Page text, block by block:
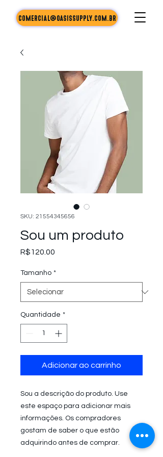
comercial@oasissupply.com.br
SKU: 21554345656
Sou um produto
R$120.00
Tamanho *
Quantidade *
Adicionar ao carrinho
Sou a descrição do produto. Use
este espaço para adicionar mais
informações. Os compradores
gostam de saber o que estão
adquirindo antes de comprar.